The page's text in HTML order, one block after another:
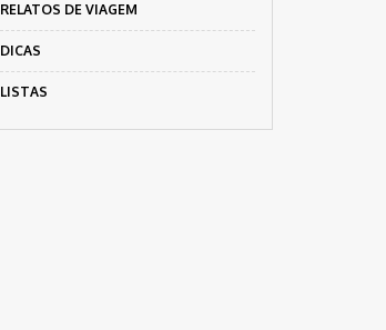
RELATOS DE VIAGEM
DICAS
LISTAS